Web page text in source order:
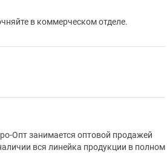
в коммерческом отделе.
Опт занимается оптовой продажей
вся линейка продукции в полном